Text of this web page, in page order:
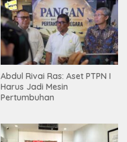
Abdul Rivai Ras: Aset PTPN I
Harus Jadi Mesin
Pertumbuhan